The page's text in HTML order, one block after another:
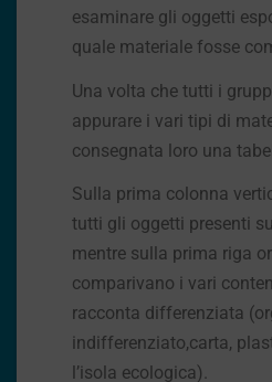
esaminare gli oggetti
quale materiale fosse
Una volta che tutti i
appurare i vari tipi di
consegnata loro una
Sulla prima colonna
tutti gli oggetti presenti
mentre sulla prima riga
comparivano i vari
racconta differenziata
indifferenziato,carta,
l’isola ecologica).